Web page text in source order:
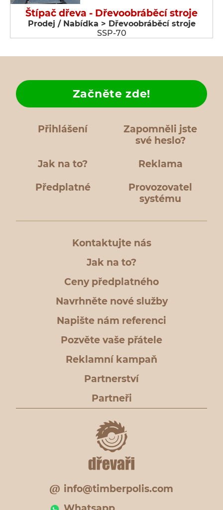
Štípač dřeva - Dřevoobráběcí stroje
Prodej / Nabídka > Dřevoobráběcí stroje
SSP-70
Přihlášení
Zapomněli jste
své heslo?
Jak na to?
Začněte zde!
Reklama
Předplatné
Provozovatel
systému
Kontaktujte nás
Jak na to?
Ceny předplatného
Navrhněte nové služby
Napište nám referenci
Pozvěte vaše přátele
Reklamní kampaň
Partnerství
Partneři
info@timberpolis.com